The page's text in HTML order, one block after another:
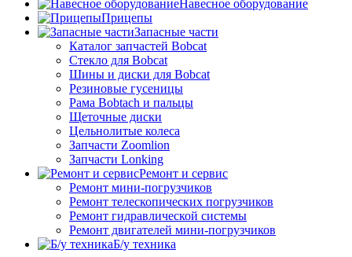
Навесное оборудование
Прицепы
Запасные части
Каталог запчастей Bobcat
Стекло для Bobcat
Шины и диски для Bobcat
Резиновые гусеницы
Рама Bobtach и пальцы
Щеточные диски
Цельнолитые колеса
Запчасти Zoomlion
Запчасти Lonking
Ремонт и сервис
Ремонт мини-погрузчиков
Ремонт телескопических погрузчиков
Ремонт гидравлической системы
Ремонт двигателей мини-погрузчиков
Б/у техника